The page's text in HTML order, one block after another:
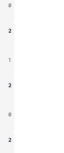
0
2
1
2
0
2